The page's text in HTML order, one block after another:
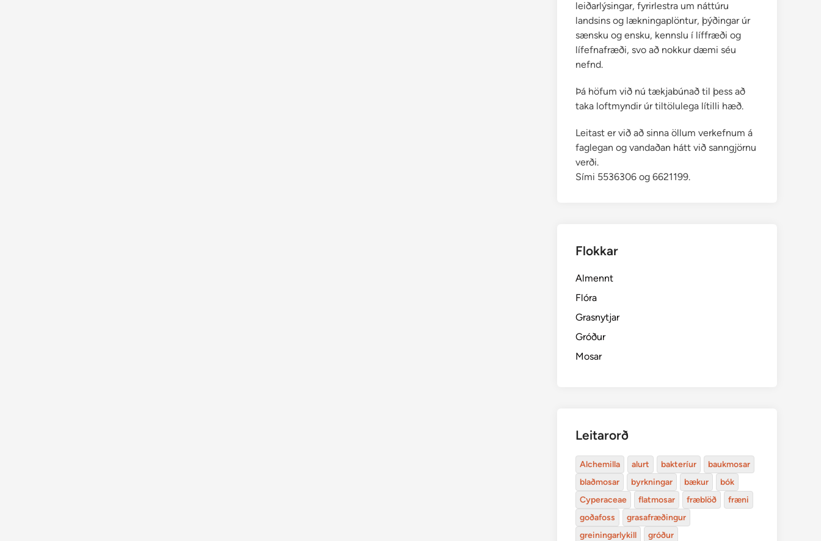
leiðarlýsingar, fyrirlestra um náttúru
landsins og lækningaplöntur, þýðingar úr
sænsku og ensku, kennslu í líffræði og
lífefnafræði, svo að nokkur dæmi séu
nefnd.
Þá höfum við nú tækjabúnað til þess að
taka loftmyndir úr tiltölulega lítilli hæð.
Leitast er við að sinna öllum verkefnum á
faglegan og vandaðan hátt við sanngjörnu
verði.
Sími 5536306 og 6621199.
Flokkar
Almennt
Flóra
Grasnytjar
Gróður
Mosar
Leitarorð
Alchemilla alurt bakteríur
baukmosar
blaðmosar
byrkningar bækur
bók
Cyperaceae
flatmosar fræblöð
fræni
goðafoss
grasafræðingur
greiningarlykill
gróður